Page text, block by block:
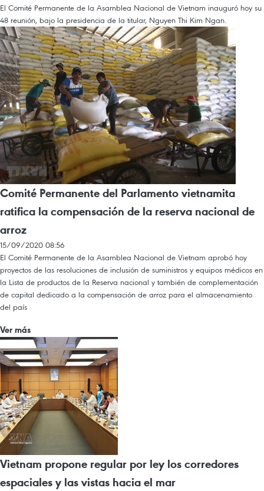
El Comité Permanente de la Asamblea Nacional de Vietnam inauguró hoy su
48 reunión, bajo la presidencia de la titular, Nguyen Thi Kim Ngan.
Comité Permanente del Parlamento vietnamita
ratifica la compensación de la reserva nacional de
arroz
15/09/2020 08:56
El Comité Permanente de la Asamblea Nacional de Vietnam aprobó hoy
proyectos de las resoluciones de inclusión de suministros y equipos médicos en
la Lista de productos de la Reserva nacional y también de complementación
de capital dedicado a la compensación de arroz para el almacenamiento
del país
Ver más
Vietnam propone regular por ley los corredores
espaciales y las vistas hacia el mar